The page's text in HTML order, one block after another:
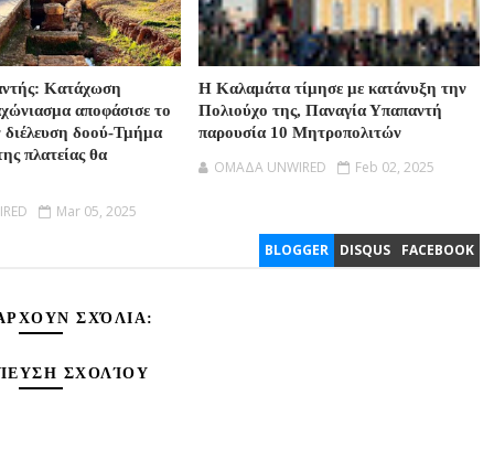
Κατάχωση
αποφάσισε το
δοού-Τμήμα
πλατείας θα
Mar 05, 2025
Η Καλαμάτα τίμησε με κατάνυξη την
Πολιούχο της, Παναγία Υπαπαντή
παρουσία 10 Μητροπολιτών
OMAΔΑ UNWIRED Feb 02, 2025
BLOGGER DISQUS FACEBOOK
ΣΧΌΛΙΑ:
ΣΧΟΛΊΟΥ